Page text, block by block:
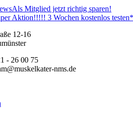
Als Mitglied jetzt richtig sparen!
Aktion!!!!! 3 Wochen kostenlos
12-16
- 26 00 75
nms.de